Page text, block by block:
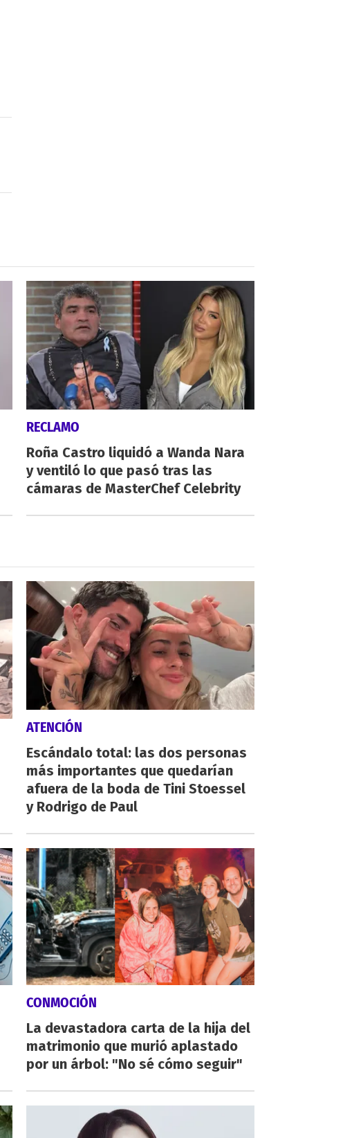
RECLAMO
Roña Castro liquidó a Wanda Nara
y ventiló lo que pasó tras las
cámaras de MasterChef Celebrity
ATENCIÓN
Escándalo total: las dos personas
más importantes que quedarían
afuera de la boda de Tini Stoessel
y Rodrigo de Paul
CONMOCIÓN
La devastadora carta de la hija del
matrimonio que murió aplastado
por un árbol: "No sé cómo seguir"